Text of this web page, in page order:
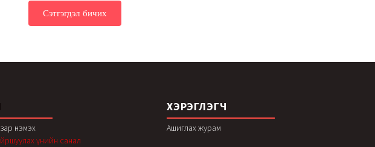
нэмэх
үнийн санал
ХЭРЭГЛЭГЧ
Ашиглах журам